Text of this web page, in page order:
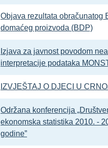
Objava rezultata obračunatog
domaćeg proizvoda (BDP)
Izjava za javnost povodom
interpretacije podataka
IZVJEŠTAJ O DJECI U
Održana konferencija
ekonomska statistika 2010. -
godine”